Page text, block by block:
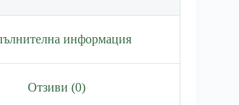
информация
Отзиви (0)